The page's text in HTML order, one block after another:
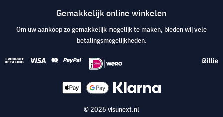
Gemakkelijk online winkelen
Om uw aankoop zo gemakkelijk mogelijk te maken, bieden wij vele
betalingsmogelijkheden.
© 2026 visunext.nl